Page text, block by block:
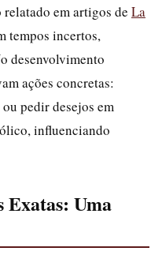
em artigos de La
tempos incertos,
desenvolvimento
ações concretas:
pedir desejos em
influenciando
Exatas: Uma